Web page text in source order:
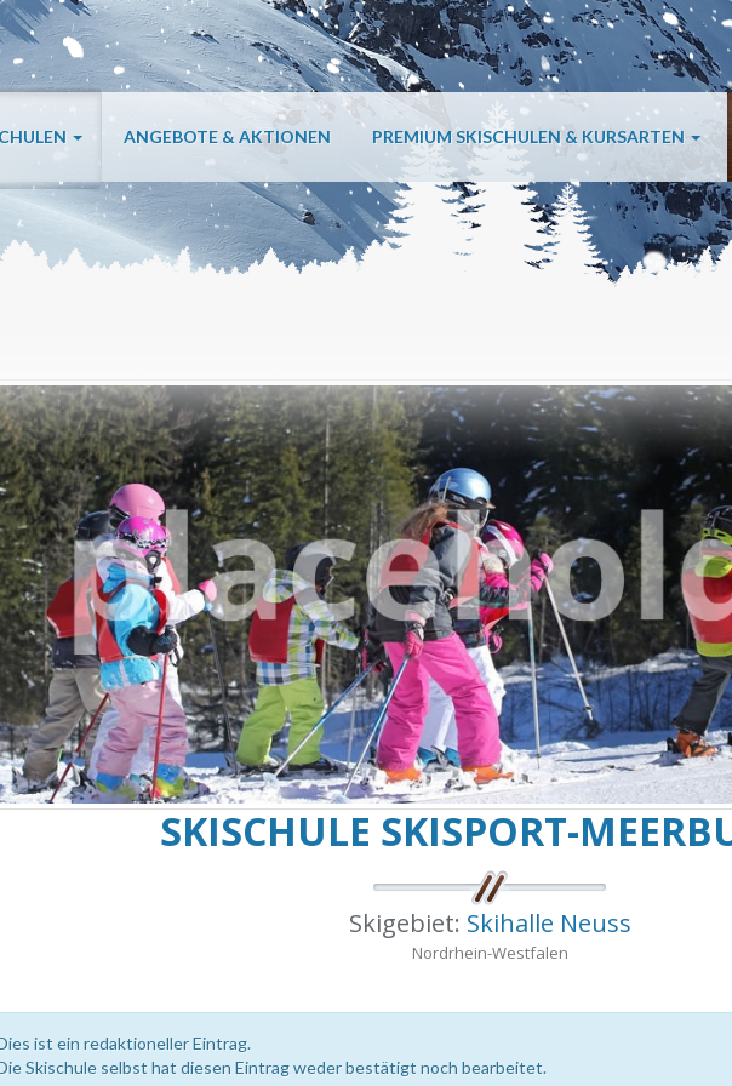
ANGEBOTE & AKTIONEN PREMIUM SKISCHULEN & KURSARTEN
SKISCHULE SKISPORT-
Skigebiet: Skihalle Neuss
Nordrhein-Westfalen
ist ein redaktioneller Eintrag.
Skischule selbst hat diesen Eintrag weder bestätigt noch bearbeitet.